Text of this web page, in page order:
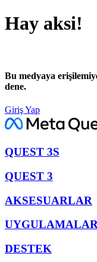
Hay aksi!
Bu medyaya
dene.
Giriş Yap
QUEST 3S
QUEST 3
AKSESUARLAR
DESTEK